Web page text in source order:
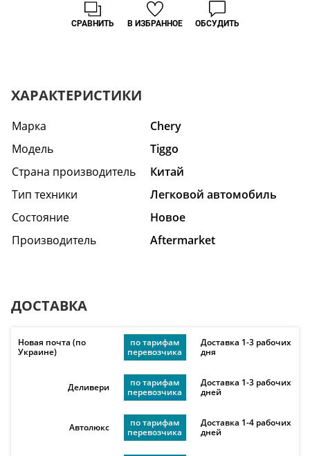
В ИЗБРАННОЕ
СРАВНИТЬ ОБСУДИТЬ
ХАРАКТЕРИСТИКИ
Марка
Chery
Модель
Tiggo
Страна производитель
Китай
Тип техники
Легковой автомобиль
Состояние
Hовое
Производитель
Aftermarket
ДОСТАВКА
Новая почта (по
Украине)
по тарифам
перевозчика
Доставка 1-3 рабочих
дня
Деливери
по тарифам
перевозчика
Доставка 1-3 рабочих
дней
Автолюкс
по тарифам
перевозчика
Доставка 1-4 рабочих
дней